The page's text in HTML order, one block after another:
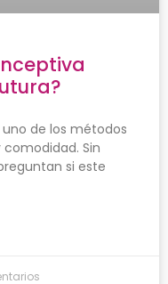
de los métodos
Sin
si este